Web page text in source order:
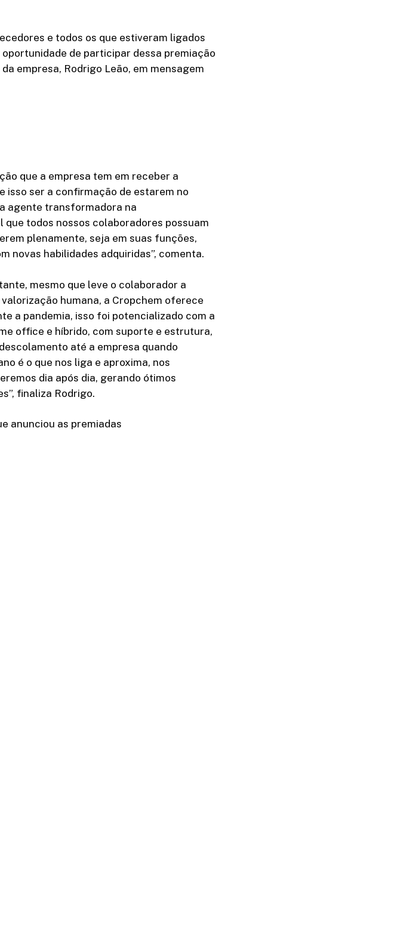
e todos os que estiveram ligados
de participar dessa premiação
empresa, Rodrigo Leão, em mensagem
que a empresa tem em receber a
isso ser a confirmação de estarem no
agente transformadora na
que todos nossos colaboradores possuam
plenamente, seja em suas funções,
novas habilidades adquiridas”, comenta.
mesmo que leve o colaborador a
humana, a Cropchem oferece
a pandemia, isso foi potencializado com a
office e híbrido, com suporte e estrutura,
até a empresa quando
é o que nos liga e aproxima, nos
dia após dia, gerando ótimos
finaliza Rodrigo.
anunciou as premiadas